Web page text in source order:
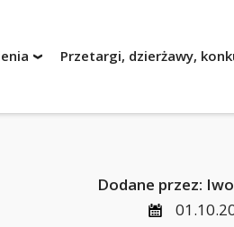
Przetargi, dzierżawy,
Dodane przez: